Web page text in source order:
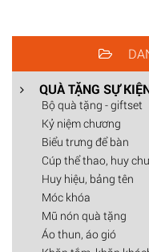
QUÀ TẶNG SỰ
Bộ quà tặng - giftset
Kỷ niệm chương
Biểu trưng để bàn
Cúp thể thao, huy
Huy hiệu, bảng tên
Móc khóa
Mũ nón quà tặng
Áo thun, áo gió